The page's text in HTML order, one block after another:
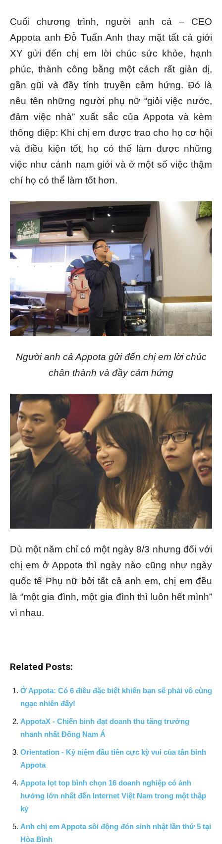
Cuối chương trình, người anh cả – CEO
Appota anh Đỗ Tuấn Anh thay mặt tất cả giới
XY gửi đến chị em lời chúc sức khỏe, hạnh
phúc, thành công bằng một cách rất giản dị,
gần gũi và đầy tính truyền cảm hứng. Đó là
nêu tên những người phụ nữ “giỏi việc nước,
đảm việc nhà” xuất sắc của Appota và kèm
thông điệp: Khi chị em được trao cho họ cơ hội
và điều kiện tốt, họ có thể làm được những
việc như cánh nam giới và ở một số việc thậm
chí họ có thể làm tốt hơn.
Người anh cả Appota gửi đến chị em lời chúc
chân thành và đầy cảm hứng
Dù một năm chỉ có một ngày 8/3 nhưng đối với
chị em ở Appota thì ngày nào cũng như ngày
quốc tế Phụ nữ bởi tất cả anh em, chị em đều
là “một gia đình, một gia đình thì luôn hết mình”
vì nhau.
Related Posts:
Ở Appota: Có 6 điều đặc biệt khiến bạn sẽ phải vô cùng
ngạc nhiên đấy!
AppotaX - Chiến binh đạt doanh thu tăng trưởng
nhanh nhất Đông Nam Á
Orientation - Kỷ niệm đầu tiên cực kỳ vui của tân binh
Appota
Appota lọt top bình chọn 16 doanh nghiệp có ảnh
hưởng lớn nhất đến Internet Việt Nam trong một thập
kỷ
Anh chị em Appota sôi động đón sinh nhật lần thứ 5 tại
Hòa Bình